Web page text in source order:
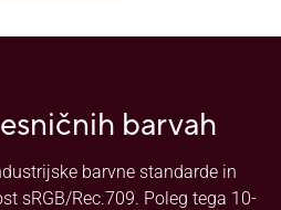
barvah
barvne standarde in
sRGB/Rec.709. Poleg tega 10-